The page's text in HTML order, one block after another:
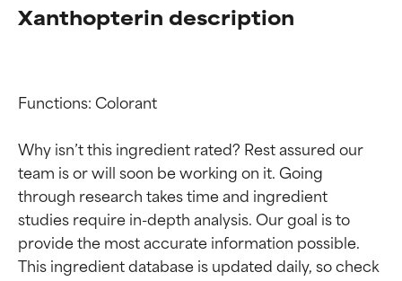
Xanthopterin description
Functions: Colorant
Why isn’t this ingredient rated? Rest assured our
team is or will soon be working on it. Going
through research takes time and ingredient
studies require in-depth analysis. Our goal is to
provide the most accurate information possible.
This ingredient database is updated daily, so check